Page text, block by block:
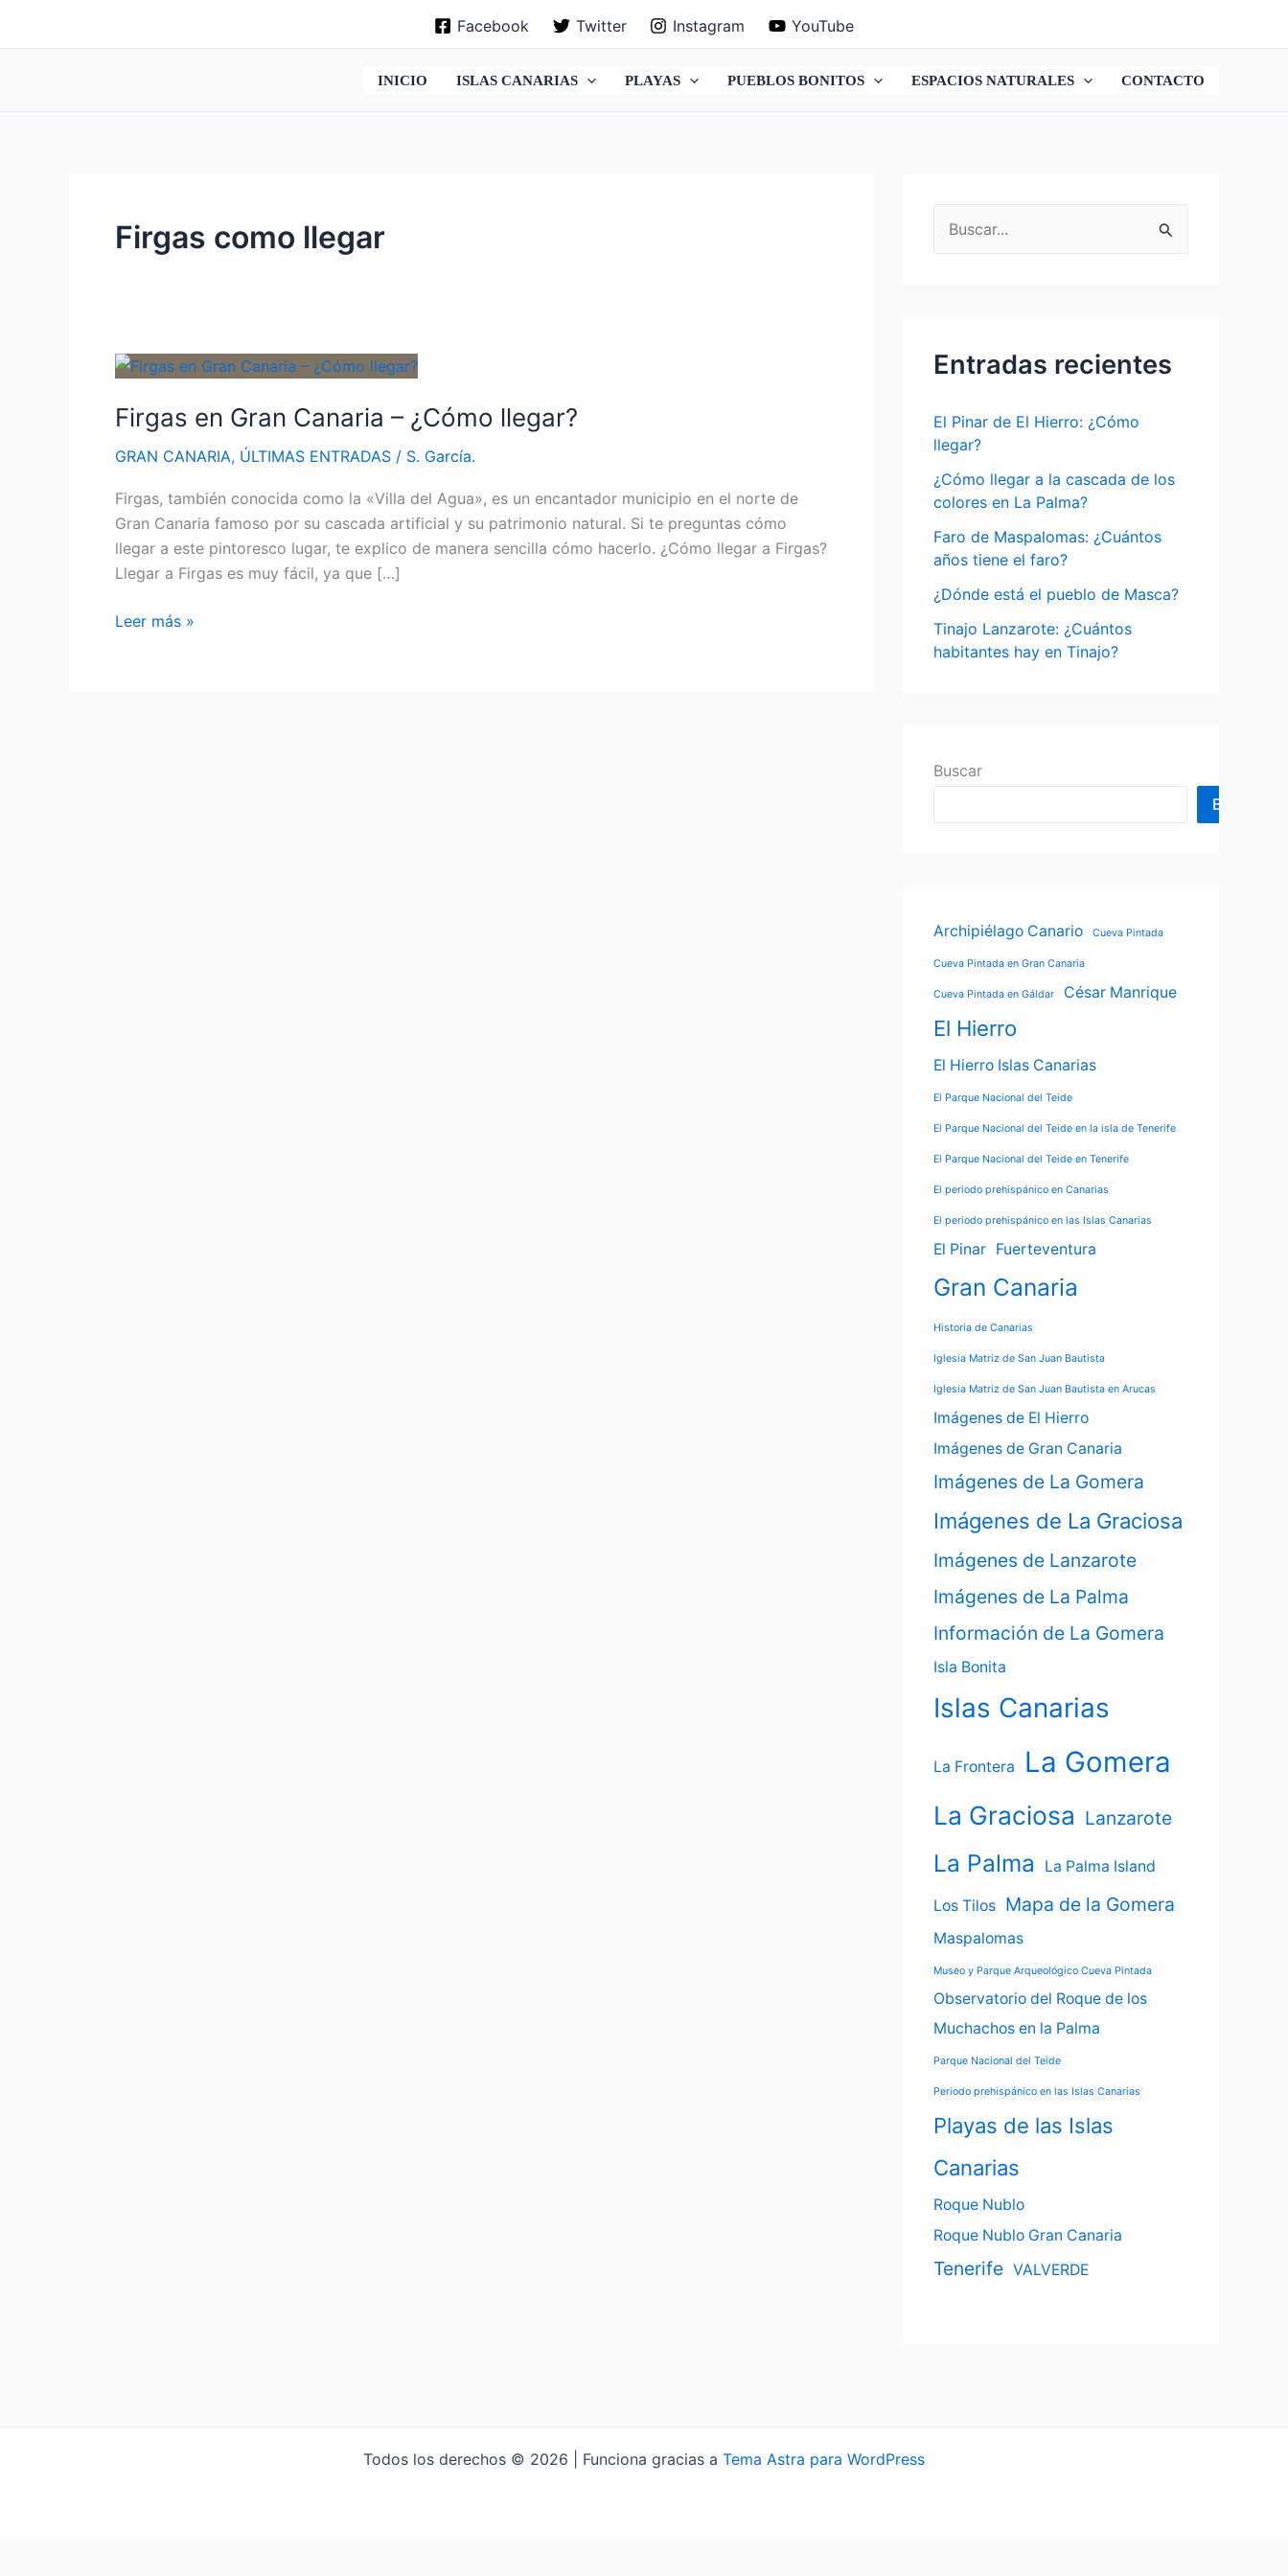
Facebook Twitter Instagram YouTube
INICIO ISLAS CANARIAS PLAYAS PUEBLOS BONITOS ESPACIOS NATURALES CONTACTO
Firgas como llegar
Firgas en Gran Canaria – ¿Cómo llegar?
GRAN CANARIA, ÚLTIMAS ENTRADAS / S. García.
Firgas, también conocida como la «Villa del Agua», es un encantador municipio en el norte de
Gran Canaria famoso por su cascada artificial y su patrimonio natural. Si te preguntas cómo
llegar a este pintoresco lugar, te explico de manera sencilla cómo hacerlo. ¿Cómo llegar a Firgas?
Llegar a Firgas es muy fácil, ya que […]
Firgas
Leer más »
u
r
o
:
Entradas recientes
El Pinar de El Hierro: ¿Cómo
llegar?
¿Cómo llegar a la cascada de los
colores en La Palma?
Faro de Maspalomas: ¿Cuántos
años tiene el faro?
¿Dónde está el pueblo de Masca?
Tinajo Lanzarote: ¿Cuántos
habitantes hay en Tinajo?
Buscar
Buscar
Archipiélago Canario Cueva Pintada
Cueva Pintada en Gran Canaria
Cueva Pintada en Gáldar César Manrique
El Hierro
El Hierro Islas Canarias
El Parque Nacional del Teide
El Parque Nacional del Teide en la isla de Tenerife
El Parque Nacional del Teide en Tenerife
El periodo prehispánico en Canarias
El periodo prehispánico en las Islas Canarias
El Pinar Fuerteventura
Gran Canaria
Historia de Canarias
Iglesia Matriz de San Juan Bautista
Iglesia Matriz de San Juan Bautista en Arucas
Imágenes de El Hierro
Imágenes de Gran Canaria
Imágenes de La Gomera
Imágenes de La Graciosa
Imágenes de Lanzarote
Imágenes de La Palma
Información de La Gomera
Isla Bonita
Islas Canarias
La Frontera La Gomera
La Graciosa Lanzarote
La Palma La Palma Island
Los Tilos Mapa de la Gomera
Maspalomas
Museo y Parque Arqueológico Cueva Pintada
Observatorio del Roque de los
Muchachos en la Palma
Parque Nacional del Teide
Periodo prehispánico en las Islas Canarias
Playas de las Islas
Canarias
Roque Nublo
Roque Nublo Gran Canaria
Tenerife VALVERDE
Todos los derechos © 2026 | Funciona gracias a Tema Astra para WordPress